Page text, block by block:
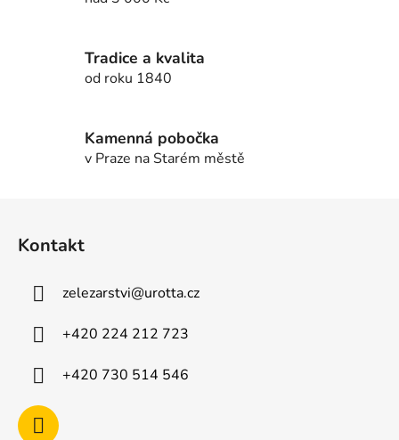
k
ý
p
i
Tradice a kvalita
od roku 1840
Kamenná pobočka
v Praze na Starém městě
Kontakt
zelezarstvi@urotta.cz
+420 224 212 723
+420 730 514 546